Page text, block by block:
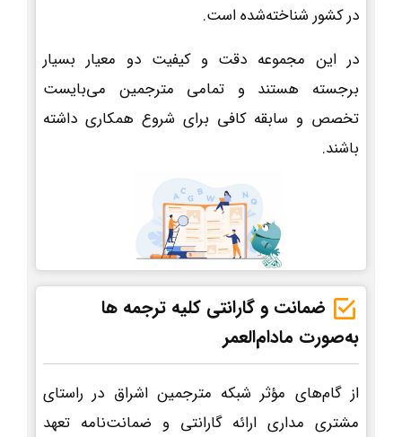
در کشور شناخته‌شده است.
در این مجموعه دقت و کیفیت دو معیار بسیار
برجسته هستند و تمامی مترجمین می‌بایست
تخصص و سابقه کافی برای شروع همکاری داشته
باشند.
ضمانت و گارانتی کلیه ترجمه ها
به‌صورت مادام‌العمر
از گام‌های مؤثر شبکه مترجمین اشراق در راستای
مشتری مداری ارائه گارانتی و ضمانت‌نامه تعهد